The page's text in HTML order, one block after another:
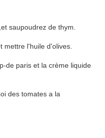
saupoudrez de thym.
mettre l'huile d'olives.
de paris et la crème liquide
des tomates a la